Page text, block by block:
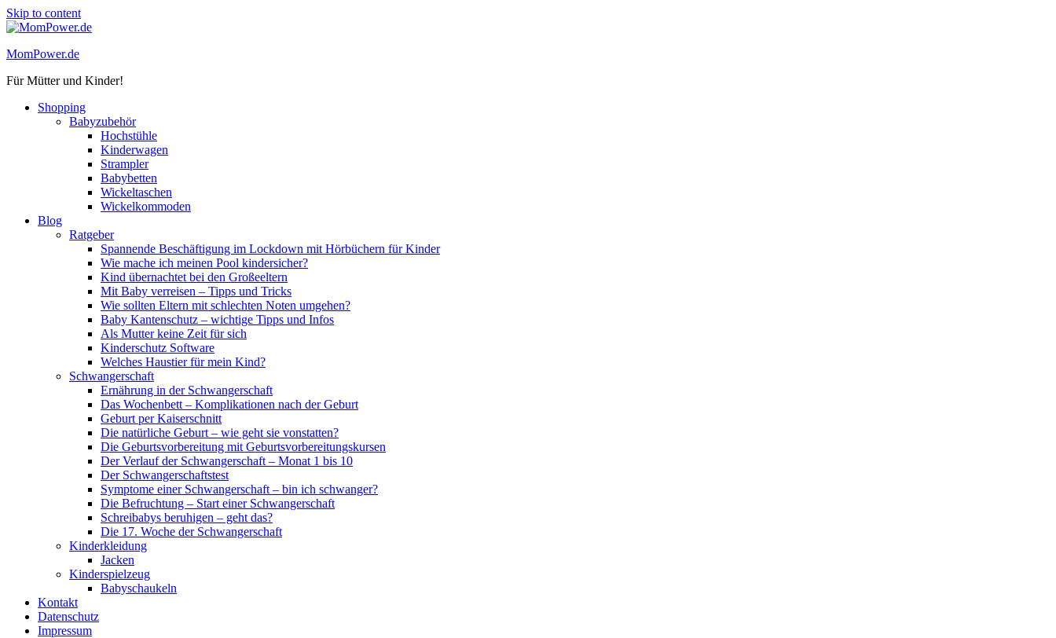
Skip to content
MomPower.de
Für Mütter und Kinder!
Shopping
Babyzubehör
Hochstühle
Kinderwagen
Strampler
Babybetten
Wickeltaschen
Wickelkommoden
Blog
Ratgeber
Spannende Beschäftigung im Lockdown mit Hörbüchern für Kinder
Wie mache ich meinen Pool kindersicher?
Kind übernachtet bei den Großeeltern
Mit Baby verreisen – Tipps und Tricks
Wie sollten Eltern mit schlechten Noten umgehen?
Baby Kantenschutz – wichtige Tipps und Infos
Als Mutter keine Zeit für sich
Kinderschutz Software
Welches Haustier für mein Kind?
Schwangerschaft
Ernährung in der Schwangerschaft
Das Wochenbett – Komplikationen nach der Geburt
Geburt per Kaiserschnitt
Die natürliche Geburt – wie geht sie vonstatten?
Die Geburtsvorbereitung mit Geburtsvorbereitungskursen
Der Verlauf der Schwangerschaft – Monat 1 bis 10
Der Schwangerschaftstest
Symptome einer Schwangerschaft – bin ich schwanger?
Die Befruchtung – Start einer Schwangerschaft
Schreibabys beruhigen – geht das?
Die 17. Woche der Schwangerschaft
Kinderkleidung
Jacken
Kinderspielzeug
Babyschaukeln
Kontakt
Datenschutz
Impressum